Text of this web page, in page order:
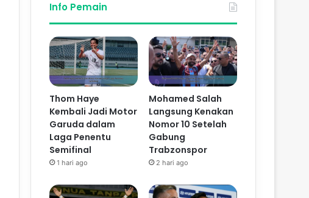
Info Pemain
Thom Haye
Kembali Jadi Motor
Garuda dalam
Laga Penentu
Semifinal
1 hari ago
Mohamed Salah
Langsung Kenakan
Nomor 10 Setelah
Gabung
Trabzonspor
2 hari ago